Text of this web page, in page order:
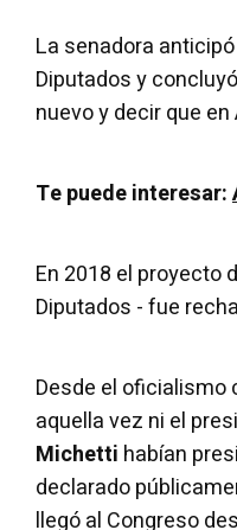
La senadora
Diputados y
nuevo y decir que
Te puede interesar:
En 2018 el proyecto
Diputados - fue
Desde el oficialismo
aquella vez ni el
Michetti habían
declarado
llegó al Congreso